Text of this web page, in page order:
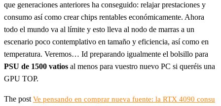
que generaciones anteriores ha conseguido: relajar prestaciones y
consumo así como crear chips rentables económicamente. Ahora
todo el mundo va al límite y esto lleva al nodo de marras a un
escenario poco contemplativo en tamaño y eficiencia, así como en
temperatura. Veremos… Id preparando igualmente el bolsillo para
PSU de 1500 vatios al menos para vuestro nuevo PC si queréis una
GPU TOP.
The post Ve pensando en comprar nueva fuente: la RTX 4090 consu